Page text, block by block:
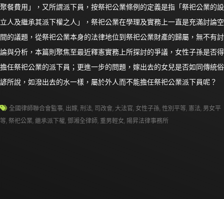
聚餐費用」，又所謂派下員，按祭祀公業條例的定義是指「祭祀公業的設
立人及繼承其派下權之人」，祭祀公業在學理及實務上一直是充滿討論空
間的議題，從祭祀公業本身的法律地位到祭祀公業財產的歸屬，無不有討
論與分析，本篇則聚焦至最近釋憲實務上所探討的爭議，女性子孫是否得
擔任祭祀公業的派下員；更進一步的問題，嫁出去的女兒是否如同傳統俗
諺所說，如潑出去的水一樣，屬於外人而不能擔任祭祀公業派下員呢？
全國律師聯合會監事, 出嫁,刑法, 司改會, 大法官,女性子孫,性別平等, 憲法, 男女平
等,祭祀公業,繼承派下權, 鄧湘全律師, 重男輕女, 陽昇法律事務所